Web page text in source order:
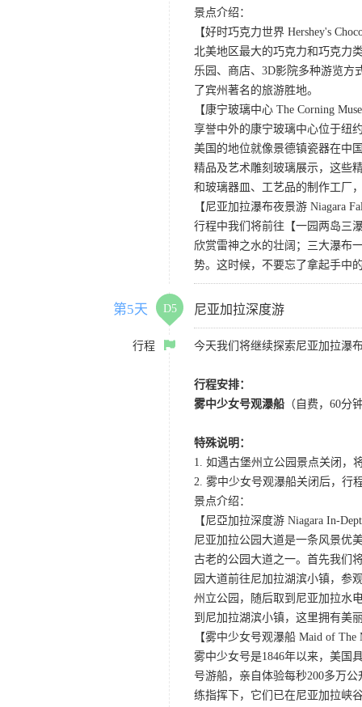
景点介绍：
【好时巧克力世界 Hershey's
北美地区最大的巧克力和巧克力
乐园、商店、3D影院多种游览方
了宾州著名的旅游胜地。
【康宁玻璃中心 The Corning
享誉中外的康宁玻璃中心位于纽
美国的地位就像景德镇瓷器在中
精品及艺术雕刻玻璃展示，这些
和玻璃器皿、工艺品的制作工厂
【尼亚加拉瀑布夜景游 Niagara
行程中我们将前往【一园两岛三
欣赏雷神之水的壮阔；三大瀑布
势。这时候，不要忘了拿起手中
第5天 D5 尼亚加拉深度游
行程 今天我们将继续探索尼亚加拉瀑
行程安排：
雾中少女号观瀑船 （自费，60分
特殊说明：
1. 如遇古堡州立公园景点关闭，
2. 雾中少女号观瀑船关闭后，行
景点介绍：
【尼亞加拉深度游 Niagara In-
尼亚加拉公园大道是一条风景优
古老的公园大道之一。首先我们
园大道前往尼加拉湖滨小镇，参
州立公园，随后取到尼亚加拉水
到尼加拉湖滨小镇，这里拥有美
【雾中少女号观瀑船 Maid of The
雾中少女号是1846年以来，美国
号游船，亲自体验每秒200多万
练指挥下，它们已在尼亚加拉峡